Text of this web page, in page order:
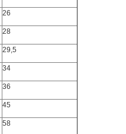
26
28
29,5
34
36
45
58